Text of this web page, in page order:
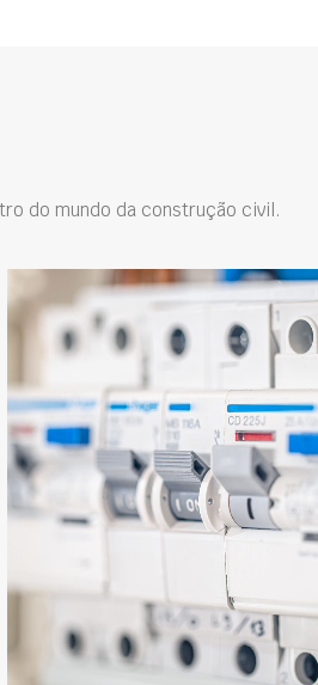
do mundo da construção civil.